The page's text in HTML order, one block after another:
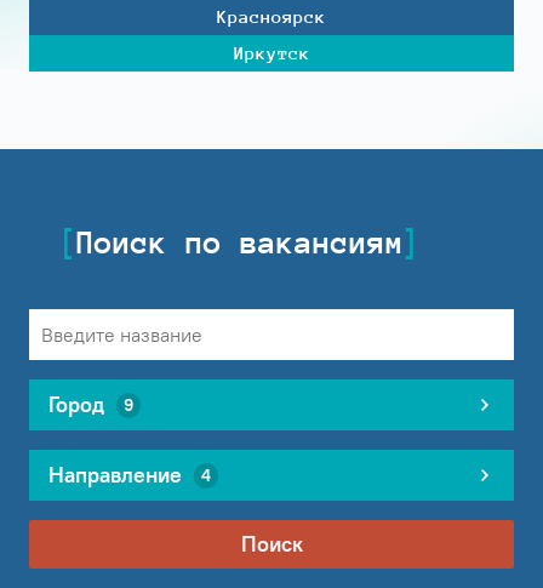
Красноярск
Иркутск
Поиск по вакансиям
Город 9
Направление 4
Поиск